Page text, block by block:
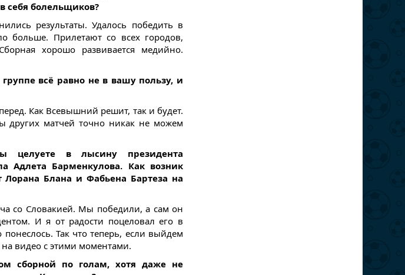
себя болельщиков?
результаты. Удалось победить в
больше. Прилетают со всех городов,
хорошо развивается медийно.
всё равно не в вашу пользу, и
Как Всевышний решит, так и будет.
других матчей точно никак не можем
в лысину президента
Адлета Барменкулова. Как возник
Лорана Блана и Фабьена Бартеза на
со Словакией. Мы победили, а сам он
И я от радости поцеловал его в
Так что теперь, если выйдем
видео с этими моментами.
сборной по голам, хотя даже не